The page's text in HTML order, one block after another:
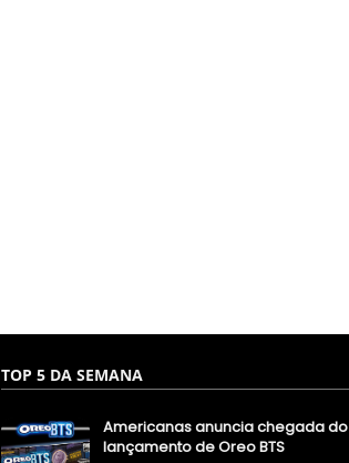
TOP 5 DA SEMANA
Americanas anuncia chegada do
lançamento de Oreo BTS